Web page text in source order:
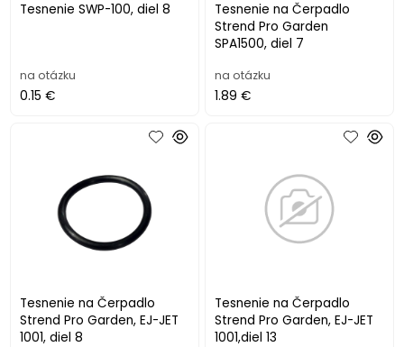
Tesnenie SWP-100, diel 8
na otázku
0.15 €
Tesnenie na Čerpadlo
Strend Pro Garden
SPA1500, diel 7
na otázku
1.89 €
Tesnenie na Čerpadlo
Strend Pro Garden, EJ-JET
1001, diel 8
Tesnenie na Čerpadlo
Strend Pro Garden, EJ-JET
1001,diel 13